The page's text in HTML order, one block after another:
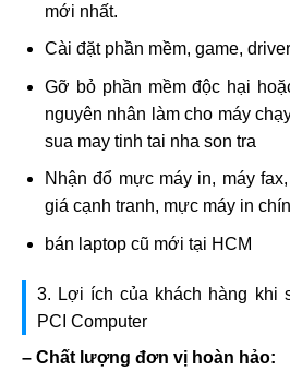
mới nhất.
Cài đặt phần mềm, game,
Gỡ bỏ phần mềm độc hại
nguyên nhân làm cho máy
sua may tinh tai nha son tra
Nhận đổ mực máy in, máy
giá cạnh tranh, mực máy in
bán laptop cũ mới tại HCM
3. Lợi ích của khách hàng khi
PCI Computer
– Chất lượng đơn vị hoàn hảo: